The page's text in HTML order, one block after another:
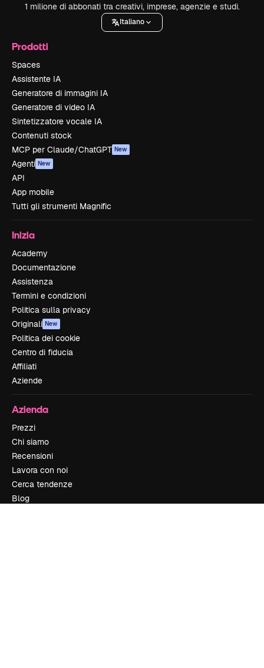
1 milione di abbonati tra creativi, imprese, agenzie e studi.
Italiano
Prodotti
Spaces
Assistente IA
Generatore di immagini IA
Generatore di video IA
Sintetizzatore vocale IA
Contenuti stock
MCP per Claude/ChatGPT New
Agenti New
API
App mobile
Tutti gli strumenti Magnific
Inizia
Academy
Documentazione
Assistenza
Termini e condizioni
Politica sulla privacy
Originali New
Politica dei cookie
Centro di fiducia
Affiliati
Aziende
Azienda
Prezzi
Chi siamo
Recensioni
Lavora con noi
Cerca tendenze
Blog